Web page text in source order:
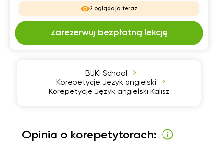
2 oglądają teraz
Zarezerwuj bezpłatną lekcję
BUKI School
Korepetycje Język angielski
Korepetycje Język angielski Kalisz
Opinia o korepetytorach: